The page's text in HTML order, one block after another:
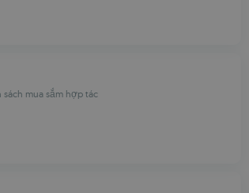
mua sắm hợp tác